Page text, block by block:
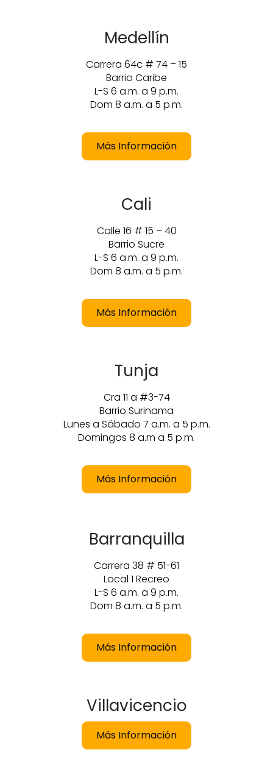
Medellín
Carrera 64c # 74 – 15
Barrio Caribe
L-S 6 a.m. a 9 p.m.
Dom 8 a.m. a 5 p.m.
Más Información
Cali
Calle 16 # 15 – 40
Barrio Sucre
L-S 6 a.m. a 9 p.m.
Dom 8 a.m. a 5 p.m.
Más Información
Tunja
Cra 11 a #3-74
Barrio Surinama
Lunes a Sábado 7 a.m. a 5 p.m.
Domingos 8 a.m a 5 p.m.
Más Información
Barranquilla
Carrera 38 # 51-61
Local 1 Recreo
L-S 6 a.m. a 9 p.m.
Dom 8 a.m. a 5 p.m.
Más Información
Villavicencio
Más Información